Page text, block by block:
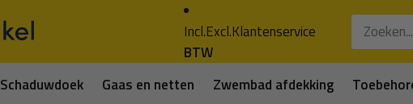
Incl.Excl.
BTW
Klantenservice
Schaduwdoek Gaas en netten Zwembad afdekking